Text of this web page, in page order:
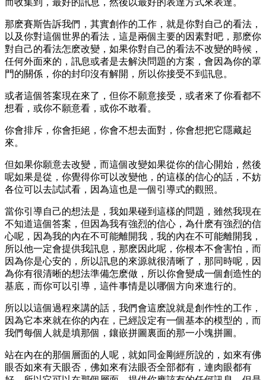
那麽賽斯告訴我們，其實創作的工作，就是你對自己的看法，
以及你對這個世界的看法，這是兩個主要的因素對吧，那麽你
對自己的看法怎麽改變，如果你對自己的看法不改變的時候，
任何外面來的，訊息或者是去解決問題的方案，會因為你的罩
門的關係，你的封印沒有解開，所以你接受不到訊息。
或者這個答案現在來了，但你不願意接受，或者來了你看都不
想看，或你不願意看，或你不敢看。
你會排斥，你會拒絕，你會不想去面對，你會想把它隱藏起
來。
但如果你願意去改變，而這個改變如果從你的信心開始，然後
呢如果是從，你覺得你可以改變他，的這樣的信心的話，不妨
各位可以去試試看，因為這也是一個引導式的觀照。
當你引導自己的想法是，我如果碰到這樣的問題，雖然我現在
不知道這個答案，但因為我有強烈的信心，為什麽有強烈的信
心呢，因為我的內在不可能離開我，我的內在不可能離開我，
所以他一定會提供我訊息，那麽因此呢，你根本不會害怕，而
因為你是心安的，所以訊息的來源就很清晰了，那同時呢，因
為你有很清晰的想法準備怎麽做，所以你會變成一個創造性的
基底，而你可以引導，這件事情是以哪個方向來進行的。
所以以這個過程來講的話，我們會這麽說就是創作性的工作，
因為它本來就在你的內在，已經設定有一個基本的模型的，而
我們每個人就是填那個，鑲嵌拼圖裏面的那一小塊拼圖。
站在內在的那個層面的人呢，就如同金剛經所說的，如來有佛
眼否如來有天眼否，佛如來有法眼否全部都有，連肉眼都有